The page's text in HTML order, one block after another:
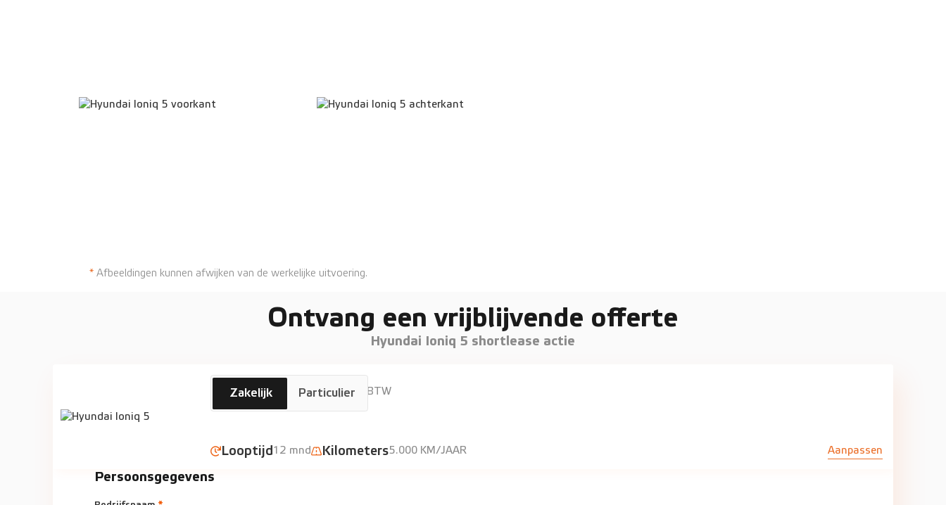
*Afbeeldingen kunnen afwijken van de werkelijke uitvoering.
Ontvang een vrijblijvende offerte
Hyundai Ioniq 5 shortlease actie
Hyundai
Ioniq 5
€805 p/m excl. BTW
Looptijd12 mnd Kilometers5.000 KM/JAAR Aanpassen
Zakelijk Particulier
Persoonsgegevens